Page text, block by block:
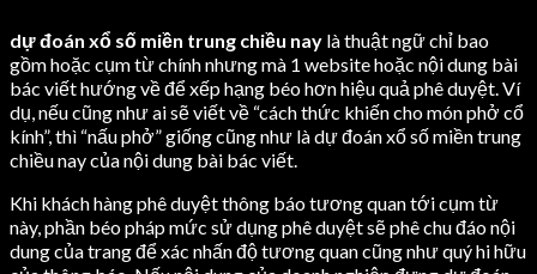
dự đoán xổ số miền trung chiều nay là thuật ngữ chỉ bao
gồm hoặc cụm từ chính nhưng mà 1 website hoặc nội dung bài
bác viết hướng về để xếp hạng béo hơn hiệu quả phê duyệt. Ví
dụ, nếu cũng như ai sẽ viết về “cách thức khiến cho món phở cổ
kính”, thì “nấu phở” giống cũng như là dự đoán xổ số miền trung
chiều nay của nội dung bài bác viết.
Khi khách hàng phê duyệt thông báo tương quan tới cụm từ
này, phần béo pháp mức sử dụng phê duyệt sẽ phê chu đáo nội
dung của trang để xác nhấn độ tương quan cũng như quý hi hữu